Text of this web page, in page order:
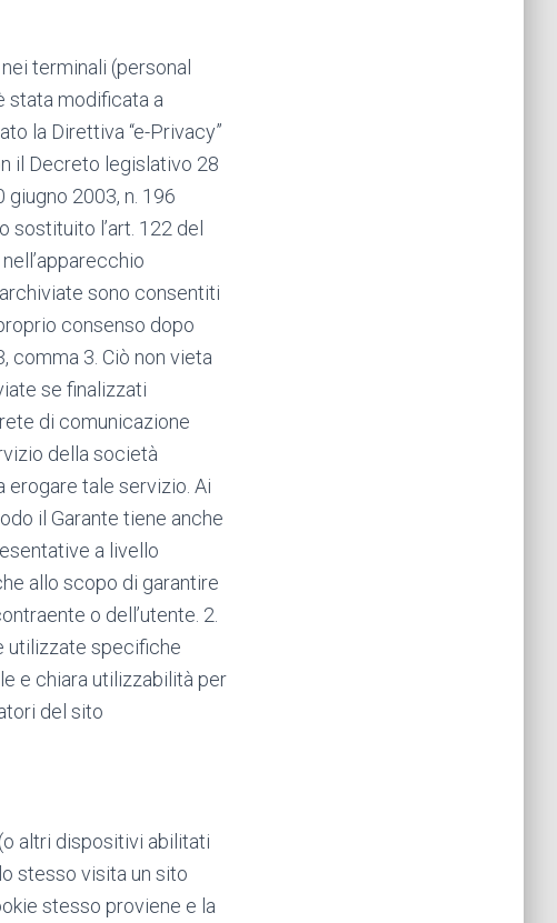
terminali (personal
stata modificata a
la Direttiva “e-Privacy”
il Decreto legislativo 28
2003, n. 196
sostituito l’art. 122 del
sono consentiti
consenso dopo
comma 3. Ciò non vieta
se finalizzati
di comunicazione
della società
erogare tale servizio. Ai
il Garante tiene anche
a livello
allo scopo di garantire
o dell’utente. 2.
utilizzate specifiche
e chiara utilizzabilità per
del sito
altri dispositivi abilitati
stesso visita un sito
stesso proviene e la